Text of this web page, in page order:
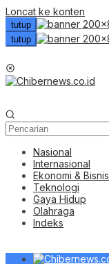
Loncat ke konten
tutup
tutup
Nasional
Internasional
Ekonomi & Bisnis
Teknologi
Gaya Hidup
Olahraga
Indeks